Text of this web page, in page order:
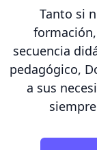
Tanto si
secuencia
pedagógico,
a sus